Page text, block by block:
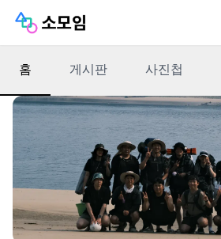
홈 게시판 사진첩